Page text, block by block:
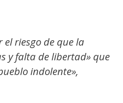
riesgo de que la
y falta de libertad» que
indolente»,